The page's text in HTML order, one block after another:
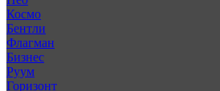
Космо
Бентли
Флагман
Бизнес
Руум
Горизонт